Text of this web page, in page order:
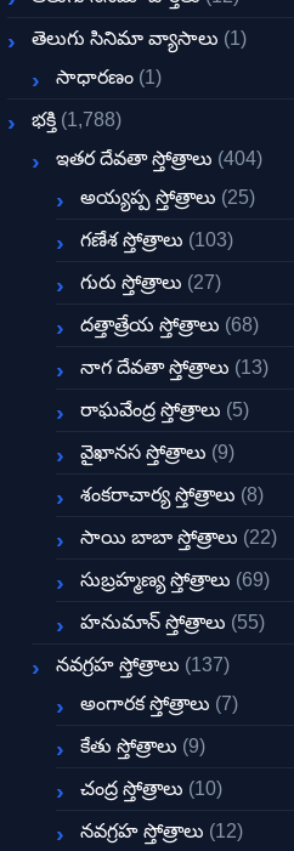
తెలుగు సినిమా వ్యాసాలు (1)
సాధారణం (1)
భక్తి (1,788)
ఇతర దేవతా స్తోత్రాలు (404)
అయ్యప్ప స్తోత్రాలు (25)
గణేశ స్తోత్రాలు (103)
గురు స్తోత్రాలు (27)
దత్తాత్రేయ స్తోత్రాలు (68)
నాగ దేవతా స్తోత్రాలు (13)
రాఘవేంద్ర స్తోత్రాలు (5)
వైఖానస స్తోత్రాలు (9)
శంకరాచార్య స్తోత్రాలు (8)
సాయి బాబా స్తోత్రాలు (22)
సుబ్రహ్మణ్య స్తోత్రాలు (69)
హనుమాన్ స్తోత్రాలు (55)
నవగ్రహ స్తోత్రాలు (137)
అంగారక స్తోత్రాలు (7)
కేతు స్తోత్రాలు (9)
చంద్ర స్తోత్రాలు (10)
నవగ్రహ స్తోత్రాలు (12)